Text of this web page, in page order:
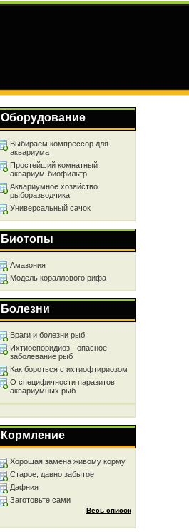
Оборудование
Выбираем компрессор для
аквариума
Простейший комнатный
аквариум-биофильтр
Аквариумное хозяйство
рыборазводчика
Универсальный сачок
Биотопы
Амазония
Модель кораллового рифа
Болезни
Враги и болезни рыб
Ихтиоспоридиоз - опасное
заболевание рыб
Как бороться с ихтиофтириозом
О специфичности паразитов
аквариумных рыб
Кормление
Хорошая замена живому корму
Старое, давно забытое
Дафния
Заготовьте сами
Весь список